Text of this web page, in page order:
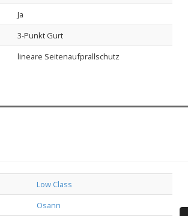
Ja
3-Punkt Gurt
lineare Seitenaufprallschutz
Low Class
Osann